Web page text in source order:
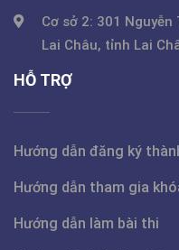
Cơ sở 2: 301 Nguyễn
Lai Châu, tỉnh Lai
HỖ TRỢ
Hướng dẫn đăng ký
Hướng dẫn tham gia
Hướng dẫn làm bài thi